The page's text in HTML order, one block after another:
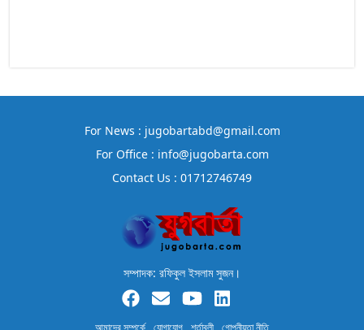
For News : jugobartabd@gmail.com
For Office : info@jugobarta.com
Contact Us : 01712746749
সম্পাদক: রফিকুল ইসলাম সুজন।
আমাদের সম্পর্কে যোগাযোগ শর্তাবলী গোপনীয়তা নীতি